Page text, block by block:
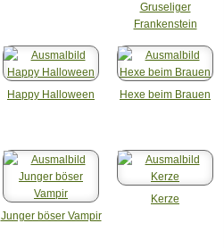
Gruseliger
Frankenstein
Happy Halloween Hexe beim Brauen
Junger böser Vampir
Kerze